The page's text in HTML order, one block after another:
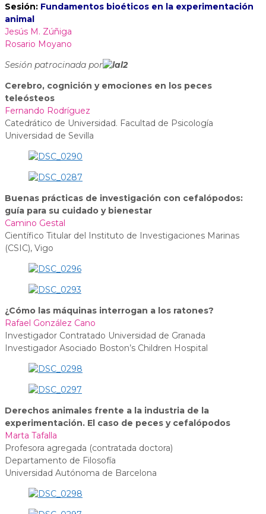
Sesión: Fundamentos bioéticos en la experimentación
animal
Jesús M. Zúñiga
Rosario Moyano
Sesión patrocinada por
Cerebro, cognición y emociones en los peces
teleósteos
Fernando Rodríguez
Catedrático de Universidad. Facultad de Psicología
Universidad de Sevilla
Buenas prácticas de investigación con cefalópodos:
guía para su cuidado y bienestar
Camino Gestal
Científico Titular del Instituto de Investigaciones Marinas
(CSIC), Vigo
¿Cómo las máquinas interrogan a los ratones?
Rafael González Cano
Investigador Contratado Universidad de Granada
Investigador Asociado Boston’s Children Hospital
Derechos animales frente a la industria de la
experimentación. El caso de peces y cefalópodos
Marta Tafalla
Profesora agregada (contratada doctora)
Departamento de Filosofía
Universidad Autónoma de Barcelona